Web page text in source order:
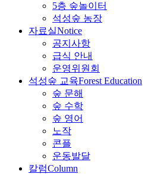
5층 숲놀이터
석성숲 농장
자료실Notice
공지사항
급식 안내
운영위원회
석성숲 교육Forest Education
숲 문해
숲 수학
숲 영어
노작
콘플
운동발달
칼럼Column